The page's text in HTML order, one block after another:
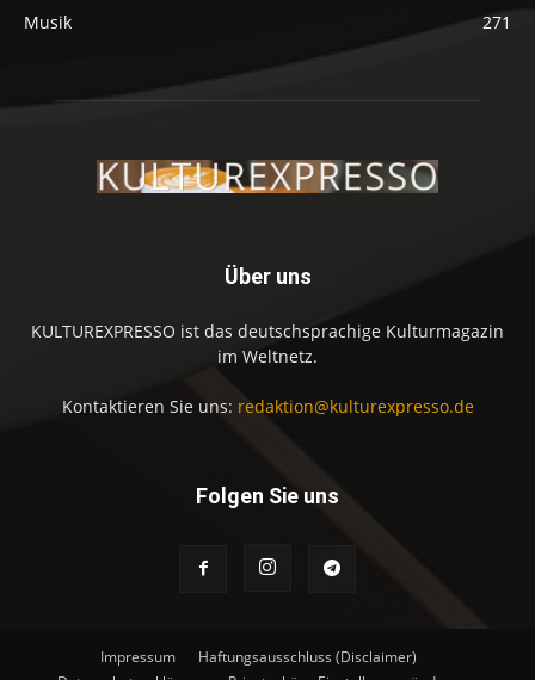
Musik
271
Über uns
KULTUREXPRESSO ist das deutschsprachige Kulturmagazin
im Weltnetz.
Kontaktieren Sie uns: redaktion@kulturexpresso.de
Folgen Sie uns
Impressum
Haftungsausschluss (Disclaimer)